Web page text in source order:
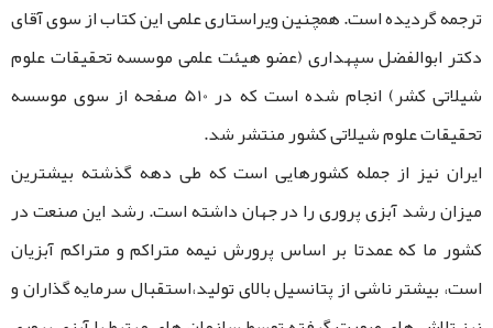
ترجمه گردیده است. همچنین ویراستاری علمی این کتاب از سوی آقای
دکتر ابوالفضل سپهداری (عضو هیئت علمی موسسه تحقیقات علوم
شیلاتی کشر) انجام شده است که در 510 صفحه از سوی موسسه
تحقیقات علوم شیلاتی کشور منتشر شد.
ایران نیز از جمله کشورهایی است که طی دهه گذشته بیشترین
میزان رشد آبزی پروری را در جهان داشته است. رشد این صنعت در
کشور ما که عمدتا بر اساس پرورش نیمه متراکم و متراکم آبزیان
است، بیشتر ناشی از پتانسیل بالای تولید،استقبال سرمایه گذاران و